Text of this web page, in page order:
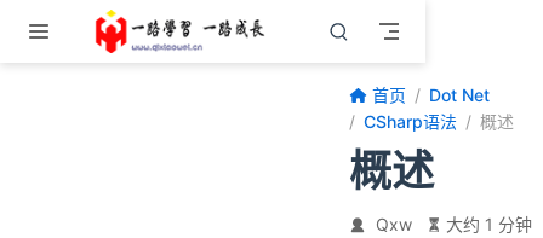
跳至主要內容
首页
Dot Net
CSharp语法
概述
概述
Qxw 大约 1 分钟